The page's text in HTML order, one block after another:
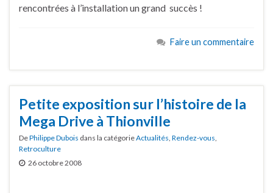
rencontrées à l’installation un grand succès !
Faire un commentaire
Petite exposition sur l’histoire de la
Mega Drive à Thionville
DePhilippe Dubois dans la catégorieActualités Rendez-vous
Retroculture
26 octobre 2008